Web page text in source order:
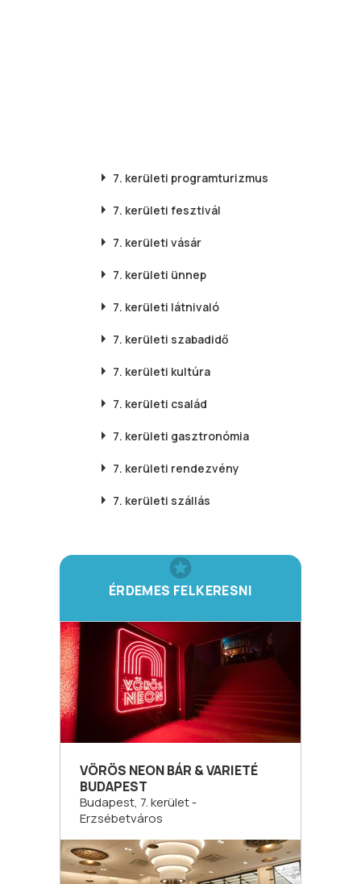
7. kerületi programturizmus
7. kerületi fesztivál
7. kerületi vásár
7. kerületi ünnep
7. kerületi látnivaló
7. kerületi szabadidő
7. kerületi kultúra
7. kerületi család
7. kerületi gasztronómia
7. kerületi rendezvény
7. kerületi szállás
ÉRDEMES FELKERESNI
VÖRÖS NEON BÁR & VARIETÉ
BUDAPEST
Budapest, 7. kerület -
Erzsébetváros